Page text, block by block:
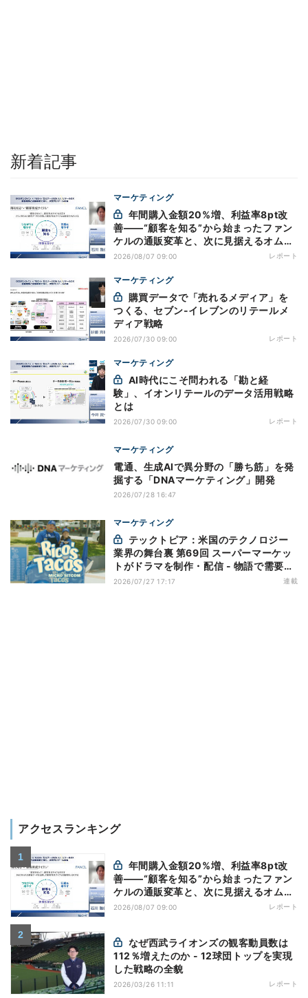
新着記事
マーケティング
善——“顧客を知る”から始まったファン
ケルの通販変革と、次に見据えるオムニ
チャネル
2026/08/07 09:00 レポート
マーケティング
つくる、セブン-イレブンのリテールメ
ディア戦略
2026/07/30 09:00 レポート
マーケティング
験」、イオンリテールのデータ活用戦略
とは
2026/07/30 09:00 レポート
マーケティング
電通、生成AIで異分野の「勝ち筋」を発
掘する「DNAマーケティング」開発
2026/07/28 16:47
マーケティング
業界の舞台裏 第69回 スーパーマーケッ
トがドラマを制作・配信 - 物語で需要を
演出する小売メディア
2026/07/27 17:17 連載
アクセスランキング
善——“顧客を知る”から始まったファン
ケルの通販変革と、次に見据えるオムニ
チャネル
2026/08/07 09:00 レポート
112％増えたのか - 12球団トップを実現
した戦略の全貌
2026/03/26 11:11 レポート